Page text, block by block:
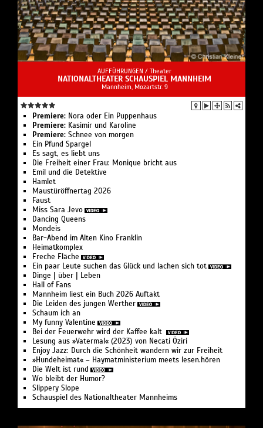
AUFFÜHRUNGEN / Theater
NATIONALTHEATER SCHAUSPIEL MANNHEIM
Mannheim, Mozartstr. 9
Premiere: Nora oder Ein Puppenhaus
Premiere: Kasimir und Karoline
Premiere: Schnee von morgen
Ein Pfund Spargel
Es sagt, es liebt uns
Die Freiheit einer Frau: Monique bricht aus
Emil und die Detektive
Hamlet
Maustüröffnertag 2026
Faust
Miss Sara Jevo
Dancing Queens
Mondeis
Bar-Abend im Alten Kino Franklin
Heimatkomplex
Freche Fläche
Ein paar Leute suchen das Glück und lachen sich tot
Dinge | über | Leben
Hall of Fans
Mannheim liest ein Buch 2026 Auftakt
Die Leiden des jungen Werther
Schaum ich an
My funny Valentine
Bei der Feuer­wehr wird der Kaffee kalt
Lesung aus »Vatermal« (2023) von Necati Öziri
Enjoy Jazz: Durch die Schönheit wandern wir zur Freiheit
»Hundeheimat« – Haymat­ministerium meets lesen.hören
Die Welt ist rund
Wo bleibt der Humor?
Slippery Slope
Schauspiel des Nationaltheater Mannheims